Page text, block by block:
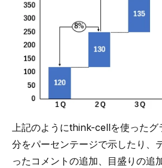
上記のようにthink-cellを使ったグ
分をパーセンテージで示したり、
ったコメントの追加、 目盛りの追